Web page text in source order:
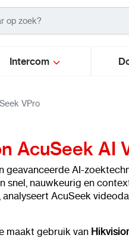
Intercom
VPro
AcuSeek AI
geavanceerde AI-
snel, nauwkeurig en
analyseert AcuSeek
maakt gebruik van